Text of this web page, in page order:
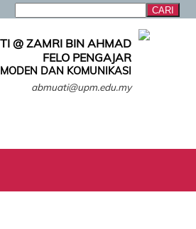
@ ZAMRI BIN AHMAD
FELO PENGAJAR
DAN KOMUNIKASI
abmuati@upm.edu.my